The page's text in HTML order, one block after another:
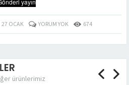
27 OCAK YORUM YOK 674
ürünlerimiz